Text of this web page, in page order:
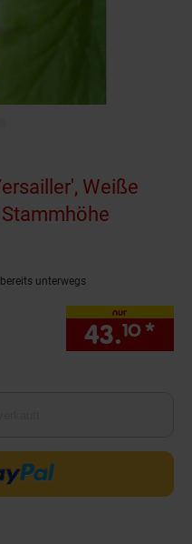
Weiße
unterwegs
nur
43.10 *